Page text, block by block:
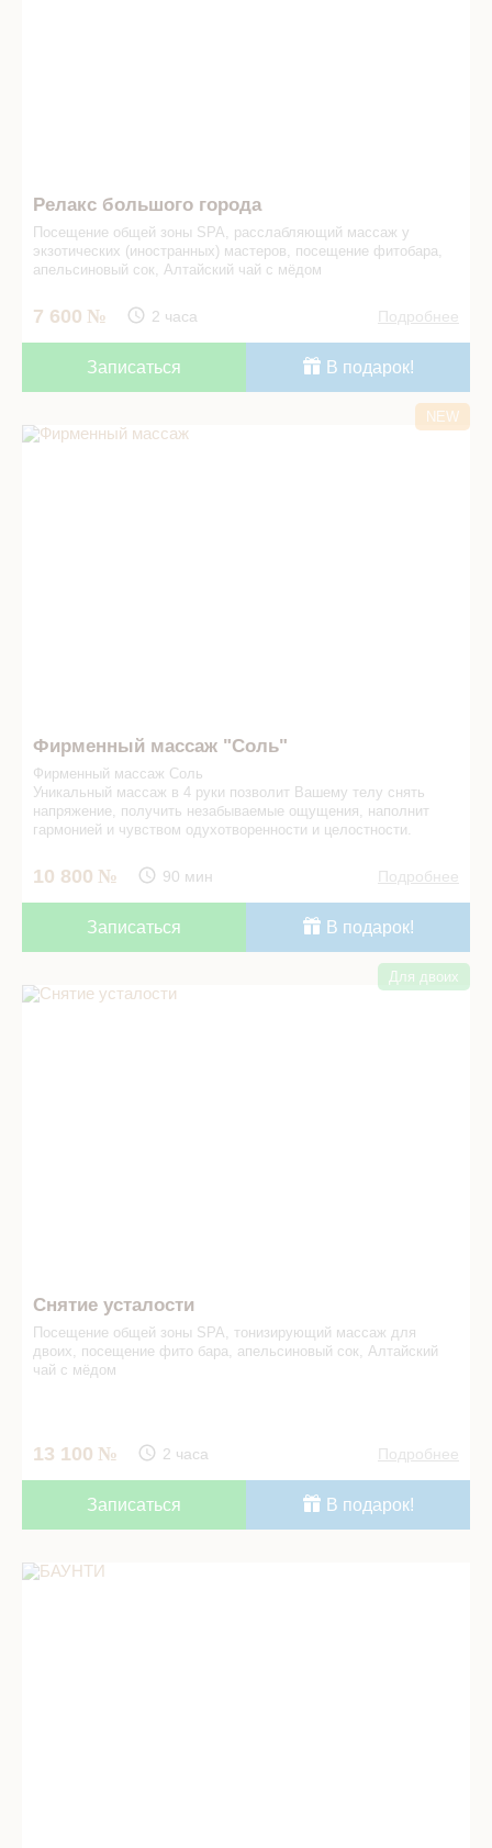
Релакс большого города
Посещение общей зоны SPA, ­­расслабляющий массаж у
экзотических (иностранных) мастеров, ­посещение фито­бара,
апельсиновый сок, Алтайский чай с мёдом
7 600 2 часа Подробнее
Записаться В подарок!
Фирменный массаж "Соль" в СПА салоне
Фирменный массаж "Соль"
Фирменный массаж Соль
Уникальный массаж в 4 руки позволит Вашему телу снять
напряжение, получить незабываемые ощущения, наполнит
гармонией и чувством одухотворенности и целостности.
10 800 90 мин Подробнее
NEW
Записаться В подарок!
Снятие усталости в СПА салоне
Снятие усталости
Посещение общей зоны SPA, тонизирующий массаж для
двоих, посещение фито бара, апельсиновый сок, Алтайский
чай с мёдом
13 100 2 часа Подробнее
Для двоих
Записаться В подарок!
БАУНТИ в СПА салоне